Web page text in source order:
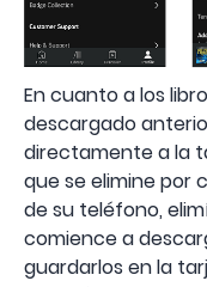
En cuanto a los
descargado
directamente a la
que se elimine por
de su teléfono,
comience a
guardarlos en la